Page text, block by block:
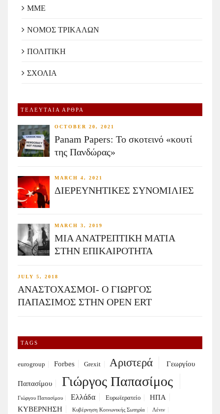
ΜΜΕ
ΝΟΜΟΣ ΤΡΙΚΑΛΩΝ
ΠΟΛΙΤΙΚΗ
ΣΧΟΛΙΑ
ΤΕΛΕΥΤΑΙΑ ΑΡΘΡΑ
OCTOBER 20, 2021
Panam Papers: Το σκοτεινό «κουτί
της Πανδώρας»
MARCH 4, 2021
ΔΙΕΡΕΥΝΗΤΙΚΕΣ ΣΥΝΟΜΙΛΙΕΣ
MARCH 3, 2019
ΜΙΑ ΑΝΑΤΡΕΠΤΙΚΗ ΜΑΤΙΑ
ΣΤΗΝ ΕΠΙΚΑΙΡΟΤΗΤΑ
JULY 5, 2018
ΑΝΑΣΤΟΧΑΣΜΟΙ- Ο ΓΙΩΡΓΟΣ
ΠΑΠΑΣΙΜΟΣ ΣΤΗΝ OPEN ERT
TAGS
eurogroup Forbes Grexit Αριστερά Γεωργίου
Παπασίμου Γιώργος Παπασίμος
Γιώργου Παπασίμου Ελλάδα Ευρωϊερατείο
ΗΠΑ
ΚΥΒΕΡΝΗΣΗ
Κυβέρνηση Κοινωνικής Σωτηρία Λένιν